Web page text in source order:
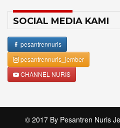
SOCIAL MEDIA KAMI
pesantrennuris
pesantrennuris_jember
CHANNEL NURIS
© 2017 By Pesantren Nuris